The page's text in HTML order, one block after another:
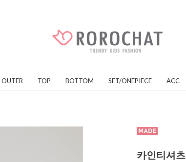
OUTER TOP BOTTOM SET/ONEPIECE ACC
카인티셔츠